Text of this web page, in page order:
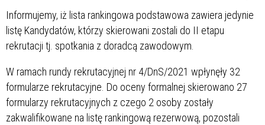
Informujemy, iż lista rankingowa podstawowa zawiera jedynie
listę Kandydatów, którzy skierowani zostali do II etapu
rekrutacji tj. spotkania z doradcą zawodowym.
W ramach rundy rekrutacyjnej nr 4/DnS/2021 wpłynęły 32
formularze rekrutacyjne. Do oceny formalnej skierowano 27
formularzy rekrutacyjnych z czego 2 osoby zostały
zakwalifikowane na listę rankingową rezerwową, pozostali